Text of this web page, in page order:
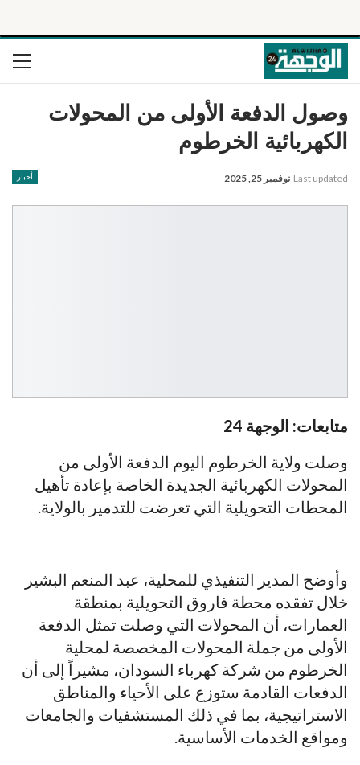
وصول الدفعة الأولى من المحولات
الكهربائية الخرطوم
أخبار Last updated نوفمبر 25, 2025
متابعات: الوجهة 24
وصلت ولاية الخرطوم اليوم الدفعة الأولى من
المحولات الكهربائية الجديدة الخاصة بإعادة تأهيل
المحطات التحويلية التي تعرضت للتدمير بالولاية.
وأوضح المدير التنفيذي للمحلية، عبد المنعم البشير
خلال تفقده محطة فاروق التحويلية بمنطقة
العمارات، أن المحولات التي وصلت تمثل الدفعة
الأولى من جملة المحولات المخصصة لمحلية
الخرطوم من شركة كهرباء السودان، مشيراً إلى أن
الدفعات القادمة ستوزع على الأحياء والمناطق
الاستراتيجية، بما في ذلك المستشفيات والجامعات
ومواقع الخدمات الأساسية.